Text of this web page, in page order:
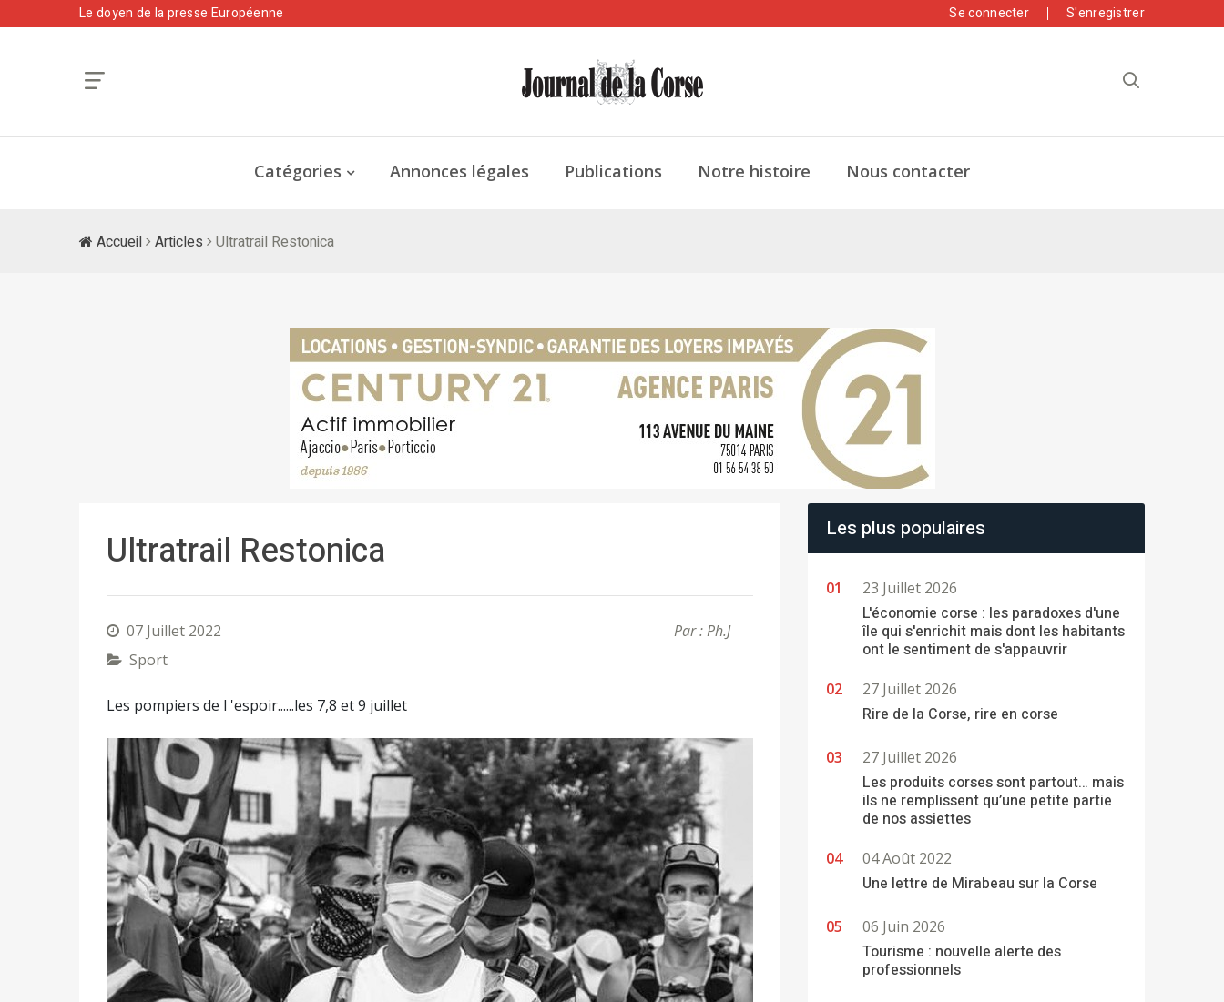
Le doyen de la presse Européenne Se connecter S'enregistrer
Catégories Annonces légales Publications Notre histoire Nous contacter
Accueil Articles Ultratrail Restonica
Ultratrail Restonica
07 Juillet 2022
Par : Ph.J
Sport
Les pompiers de l 'espoir......les 7,8 et 9 juillet
Les plus populaires
23 Juillet 2026
L'économie corse : les paradoxes d'une
île qui s'enrichit mais dont les habitants
ont le sentiment de s'appauvrir
27 Juillet 2026
Rire de la Corse, rire en corse
27 Juillet 2026
Les produits corses sont partout… mais
ils ne remplissent qu’une petite partie
de nos assiettes
04 Août 2022
Une lettre de Mirabeau sur la Corse
06 Juin 2026
Tourisme : nouvelle alerte des
professionnels